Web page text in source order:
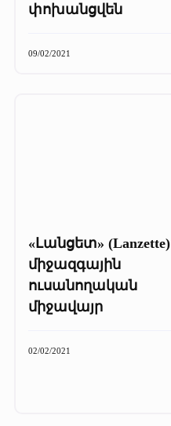
փոխանցվեն
09/02/2021
«Լանցետ» (Lanzette)
միջազգային
ուսանողական
միջավայր
02/02/2021